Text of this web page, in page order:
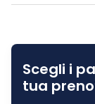
Scegli i
tua